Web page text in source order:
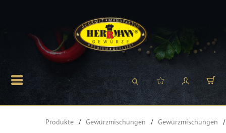
Produkte Gewürzmischungen Gewürzmischungen